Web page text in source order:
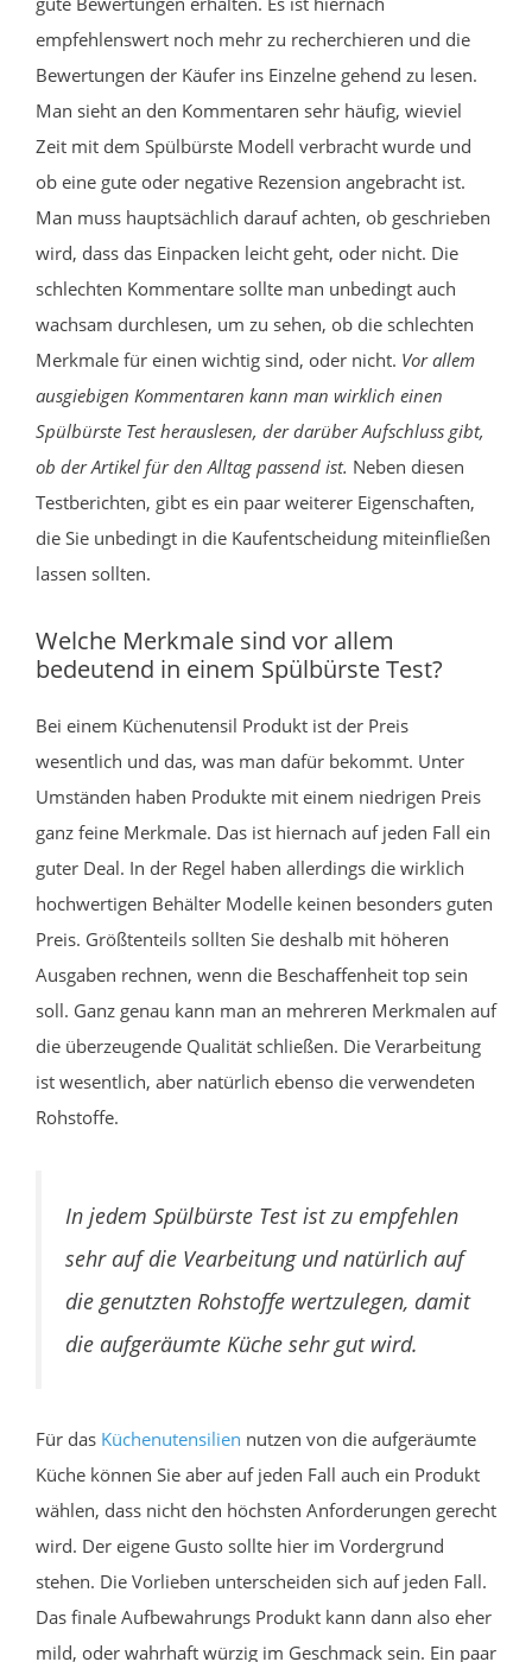
empfehlenswert noch mehr zu recherchieren und die
Bewertungen der Käufer ins Einzelne gehend zu lesen.
Man sieht an den Kommentaren sehr häufig, wieviel
Zeit mit dem Spülbürste Modell verbracht wurde und
ob eine gute oder negative Rezension angebracht ist.
Man muss hauptsächlich darauf achten, ob geschrieben
wird, dass das Einpacken leicht geht, oder nicht. Die
schlechten Kommentare sollte man unbedingt auch
wachsam durchlesen, um zu sehen, ob die schlechten
Merkmale für einen wichtig sind, oder nicht. Vor allem
ausgiebigen Kommentaren kann man wirklich einen
Spülbürste Test herauslesen, der darüber Aufschluss gibt,
ob der Artikel für den Alltag passend ist. Neben diesen
Testberichten, gibt es ein paar weiterer Eigenschaften,
die Sie unbedingt in die Kaufentscheidung miteinfließen
lassen sollten.
Welche Merkmale sind vor allem
bedeutend in einem Spülbürste Test?
Bei einem Küchenutensil Produkt ist der Preis
wesentlich und das, was man dafür bekommt. Unter
Umständen haben Produkte mit einem niedrigen Preis
ganz feine Merkmale. Das ist hiernach auf jeden Fall ein
guter Deal. In der Regel haben allerdings die wirklich
hochwertigen Behälter Modelle keinen besonders guten
Preis. Größtenteils sollten Sie deshalb mit höheren
Ausgaben rechnen, wenn die Beschaffenheit top sein
soll. Ganz genau kann man an mehreren Merkmalen auf
die überzeugende Qualität schließen. Die Verarbeitung
ist wesentlich, aber natürlich ebenso die verwendeten
Rohstoffe.
In jedem Spülbürste Test ist zu empfehlen
sehr auf die Vearbeitung und natürlich auf
die genutzten Rohstoffe wertzulegen, damit
die aufgeräumte Küche sehr gut wird.
Für das Küchenutensilien nutzen von die aufgeräumte
Küche können Sie aber auf jeden Fall auch ein Produkt
wählen, dass nicht den höchsten Anforderungen gerecht
wird. Der eigene Gusto sollte hier im Vordergrund
stehen. Die Vorlieben unterscheiden sich auf jeden Fall.
Das finale Aufbewahrungs Produkt kann dann also eher
mild, oder wahrhaft würzig im Geschmack sein. Ein paar